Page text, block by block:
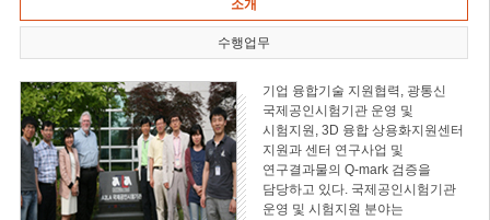
소개
수행업무
기업 융합기술 지원협력, 광통신
국제공인시험기관 운영 및
시험지원, 3D 융합 상용화지원센터
지원과 센터 연구사업 및
연구결과물의 Q-mark 검증을
담당하고 있다. 국제공인시험기관
운영 및 시험지원 분야는